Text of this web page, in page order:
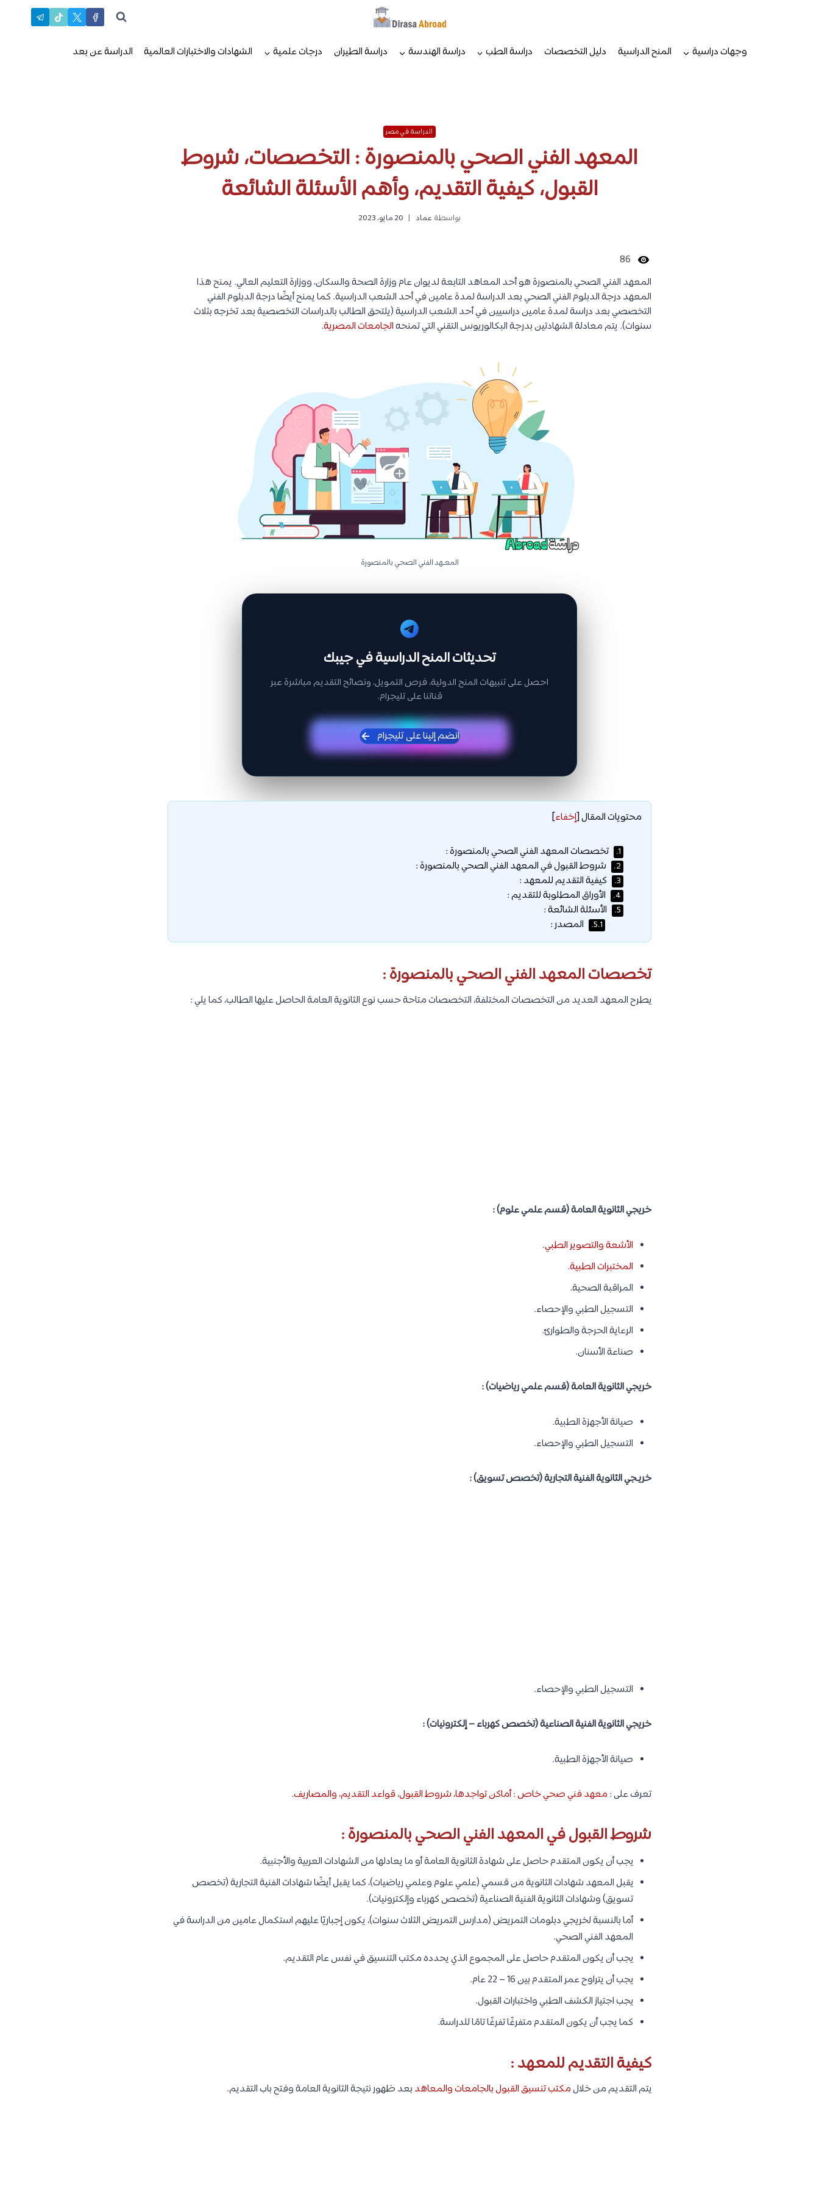
وجهات دراسية
المنح الدراسية دليل التخصصات دراسة الطب دراسة الهندسة دراسة الطيران درجات علمية الشهادات والاختبارات العالمية الدراسة عن بعد
الدراسة في مصر
المعهد الفني الصحي بالمنصورة : التخصصات، شروط
القبول، كيفية التقديم، وأهم الأسئلة الشائعة
بواسطة عماد 20 مايو، 2023
86
المعهد الفني الصحي بالمنصورة هو أحد المعاهد التابعة لديوان عام وزارة الصحة والسكان، ووزارة التعليم العالي. يمنح هذا
المعهد درجة الدبلوم الفني الصحي بعد الدراسة لمدة عامين في أحد الشعب الدراسية. كما يمنح أيضًا درجة الدبلوم الفني
التخصصي بعد دراسة لمدة عامين دراسيين في أحد الشعب الدراسية (يلتحق الطالب بالدراسات التخصصية بعد تخرجه بثلاث
سنوات). يتم معادلة الشهادتين بدرجة البكالوريوس التقني التي تمنحهالجامعات المصرية.
المعـهد الفني الصحي بالمنصورة
تحديثات المنح الدراسية في جيبك
احصل على تنبيهات المنح الدولية، فرص التمويل، ونصائح التقديم مباشرة عبر
قناتنا على تليجرام.
انضم إلينا على تليجرام
محتويات المقال[إخفاء]
1. تخصصات المعهد الفني الصحي بالمنصورة :
2. شروط القبول في المعهد الفني الصحي بالمنصورة :
3. كيفية التقديم للمعهد :
4. الأوراق المطلوبة للتقديم :
5. الأسئلة الشائعة :
5.1. المصدر :
تخصصات المعهد الفني الصحي بالمنصورة :
يطرح المعهد العديد من التخصصات المختلفة، التخصصات متاحة حسب نوع الثانوية العامة الحاصل عليها الطالب، كما يلي :
خريجي الثانوية العامة (قسم علمي علوم) :
الأشعة والتصوير الطبي.
المختبرات الطبية.
المراقبة الصحية.
التسجيل الطبي والإحصاء.
الرعاية الحرجة والطوارئ.
صناعة الأسنان.
خريجي الثانوية العامة (قسم علمي رياضيات) :
صيانة الأجهزة الطبية.
التسجيل الطبي والإحصاء.
خريـجي الثانوية الفنية التجارية (تخصص تسويق) :
التسجيل الطبي والإحصاء.
خريجي الثانوية الفنية الصناعية (تخصص كهرباء – إلكترونيات) :
صيانة الأجهزة الطبية.
تعرف على : معهد فني صحي خاص : أماكن تواجدها، شروط القبول، قواعد التقديم، والمصاريف.
شروط القبول في المعهد الفني الصحي بالمنصورة :
يجب أن يكون المتقدم حاصل على شهادة الثانوية العامة أو ما يعادلها من الشهادات العربية والأجنبية.
يقبل المعهد شهادات الثانوية من قسمي (علمي علوم وعلمي رياضيات)، كما يقبل أيضًا شهادات الفنية التجارية (تخصص
تسويق) وشهادات الثانوية الفنية الصناعية (تخصص كهرباء وإلكترونيات).
أما بالنسبة لخريجي دبلومات التمريض (مدارس التمريض الثلاث سنوات)، يكون إجباريًا عليهم استكمال عامين من الدراسة في
المعهد الفني الصحي.
يجب أن يكون المتقدم حاصل على المجموع الذي يحدده مكتب التنسيق في نفس عام التقديم.
يجب أن يتراوح عمر المتقدم بين 16 – 22 عام.
يجب اجتياز الكشف الطبي واختبارات القبول.
كما يجب أن يكون المتقدم متفرغًا تفرغًا تامًا للدراسة.
كيفية التقديم للمعهد :
يتم التقديم من خلالمكتب تنسيق القبول بالجامعات والمعاهد بعد ظهور نتيجة الثانوية العامة وفتح باب التقديم.